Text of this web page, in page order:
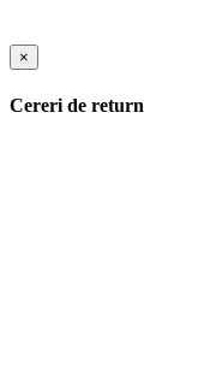
×
Cereri de return